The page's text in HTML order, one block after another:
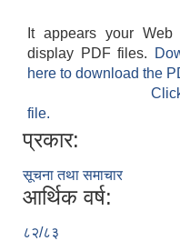
It appears your
display PDF files.
here to download the
file.
प्रकार:
सूचना तथा समाचार
आर्थिक वर्ष:
८२/८३